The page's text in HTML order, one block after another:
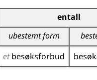
Bøyingstabell for dette
entall
ubestemt form
etbesøks­forbud